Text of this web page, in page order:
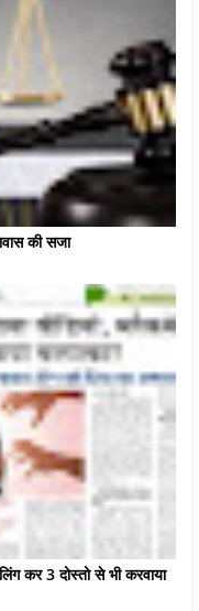
की सजा
कर 3 दोस्तो से भी करवाया